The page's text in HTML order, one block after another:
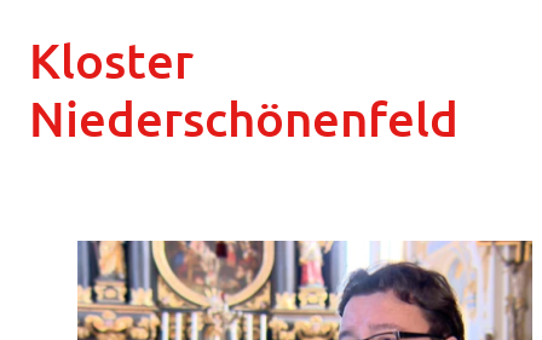
Kloster
Niederschönenfeld